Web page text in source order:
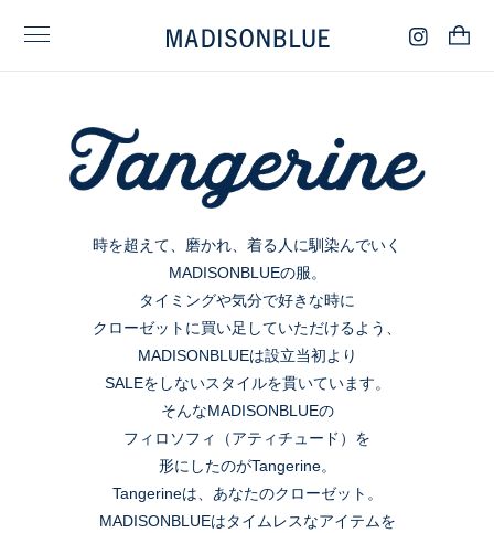
時を超えて、磨かれ、着る人に馴染んでいく
MADISONBLUEの服。
タイミングや気分で好きな時に
クローゼットに買い足していただけるよう、
MADISONBLUEは設立当初より
SALEをしないスタイルを貫いています。
そんなMADISONBLUEの
フィロソフィ（アティチュード）を
形にしたのがTangerine。
Tangerineは、あなたのクローゼット。
MADISONBLUEはタイムレスなアイテムを